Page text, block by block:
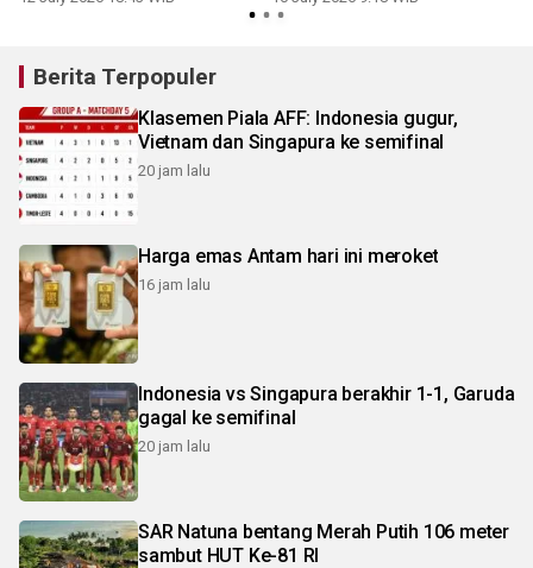
Berita Terpopuler
Klasemen Piala AFF: Indonesia gugur,
Vietnam dan Singapura ke semifinal
20 jam lalu
Harga emas Antam hari ini meroket
16 jam lalu
Indonesia vs Singapura berakhir 1-1, Garuda
gagal ke semifinal
20 jam lalu
SAR Natuna bentang Merah Putih 106 meter
sambut HUT Ke-81 RI